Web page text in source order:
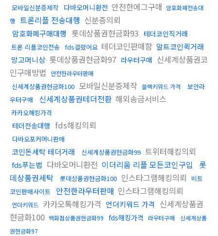
모바일신분증제작
다바오머니환전 안전한에그구매 암호화폐전송대
행
트론리플 전송대행 신분증의뢰
암호화폐구매대행 롯데상품권현금화93 테더코인직거래
트론 리플코인전송 fds걸렸어요 테더코인판매함 알트코인퀵거래
망고머니상 롯데상품권현금화97 라우터구매 신세계상품권코
인구매방법
안전한라우터판매
신세계상품권현금화100 모바일신분증제작 블랙키워드 가격
보안라
우터구매
신세계상품권테더전환 해외송금서비스
카카오해킹가격
테더전송대행 fds해킹의뢰
다바오포커머니판매
코인돈세탁 테더거래 신세계상품권현금화99 트위터해킹의뢰
fds푸는법 다바오머니환전 이더리움 리플 모든코인구입
롯
데상품권세탁
롯데상품권현금화100 인스타그램해킹의뢰
비트
코인판매사이트
안전한라우터판매 인스타그램해킹의뢰
언더키워드 카카오톡해킹가격 언더키워드 가격 신세계상품권
현금화100 백화점상품권현금화99 fds해킹가격 라우터구매
신세계상품
권현금화97